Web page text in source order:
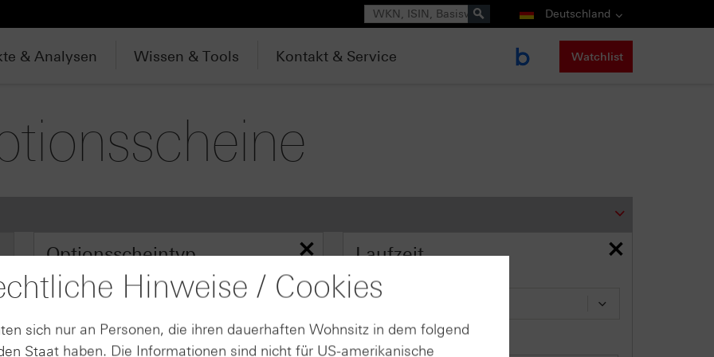
Suche Deutschland
& Analysen Wissen & Tools Kontakt & Service Watchlist
Optionsscheintyp
Call
Laufzeit
Zeitraum:
Datum:
Hinweise / Cookies
sich nur an Personen, die ihren dauerhaften Wohnsitz in dem folgend
Staat haben. Die Informationen sind nicht für US-amerikanische